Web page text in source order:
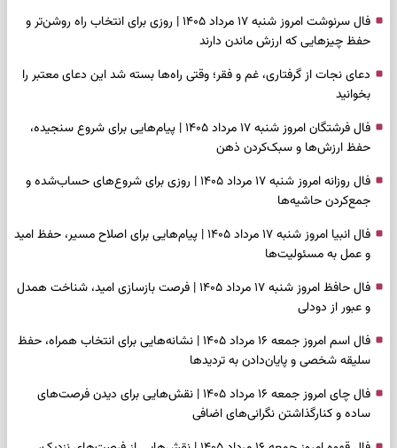
فال سرنوشت امروز شنبه ۱۷ مرداد ۱۴۰۵ | روزی برای انتخاب راه روشن‌تر و
حفظ چیزهایی که ارزش ماندن دارند
دعای نجات از گرفتاری، غم و فقر؛ وقتی راه‌ها بسته شد این دعای معتبر را
بخوانید
فال فرشتگان امروز شنبه ۱۷ مرداد ۱۴۰۵ | پیام‌هایی برای شروع سنجیده،
حفظ ارزش‌ها و سبک‌کردن ذهن
فال روزانه امروز شنبه ۱۷ مرداد ۱۴۰۵ | روزی برای شروع‌های حساب‌شده و
جمع‌کردن حاشیه‌ها
فال انبیا امروز شنبه ۱۷ مرداد ۱۴۰۵ | پیام‌هایی برای اصلاح مسیر، حفظ امید
و عمل به مسئولیت‌ها
فال حافظ امروز شنبه ۱۷ مرداد ۱۴۰۵ | فرصت بازسازی امید، شناخت همدل
و عبور از دودلی
فال اسم امروز جمعه ۱۶ مرداد ۱۴۰۵ | نشانه‌هایی برای انتخاب همراه، حفظ
سلیقه شخصی و پایان‌دادن به تردیدها
فال چای امروز جمعه ۱۶ مرداد ۱۴۰۵ | نقش‌هایی برای دیدن فرصت‌های
ساده و کنارگذاشتن نگرانی‌های اضافی